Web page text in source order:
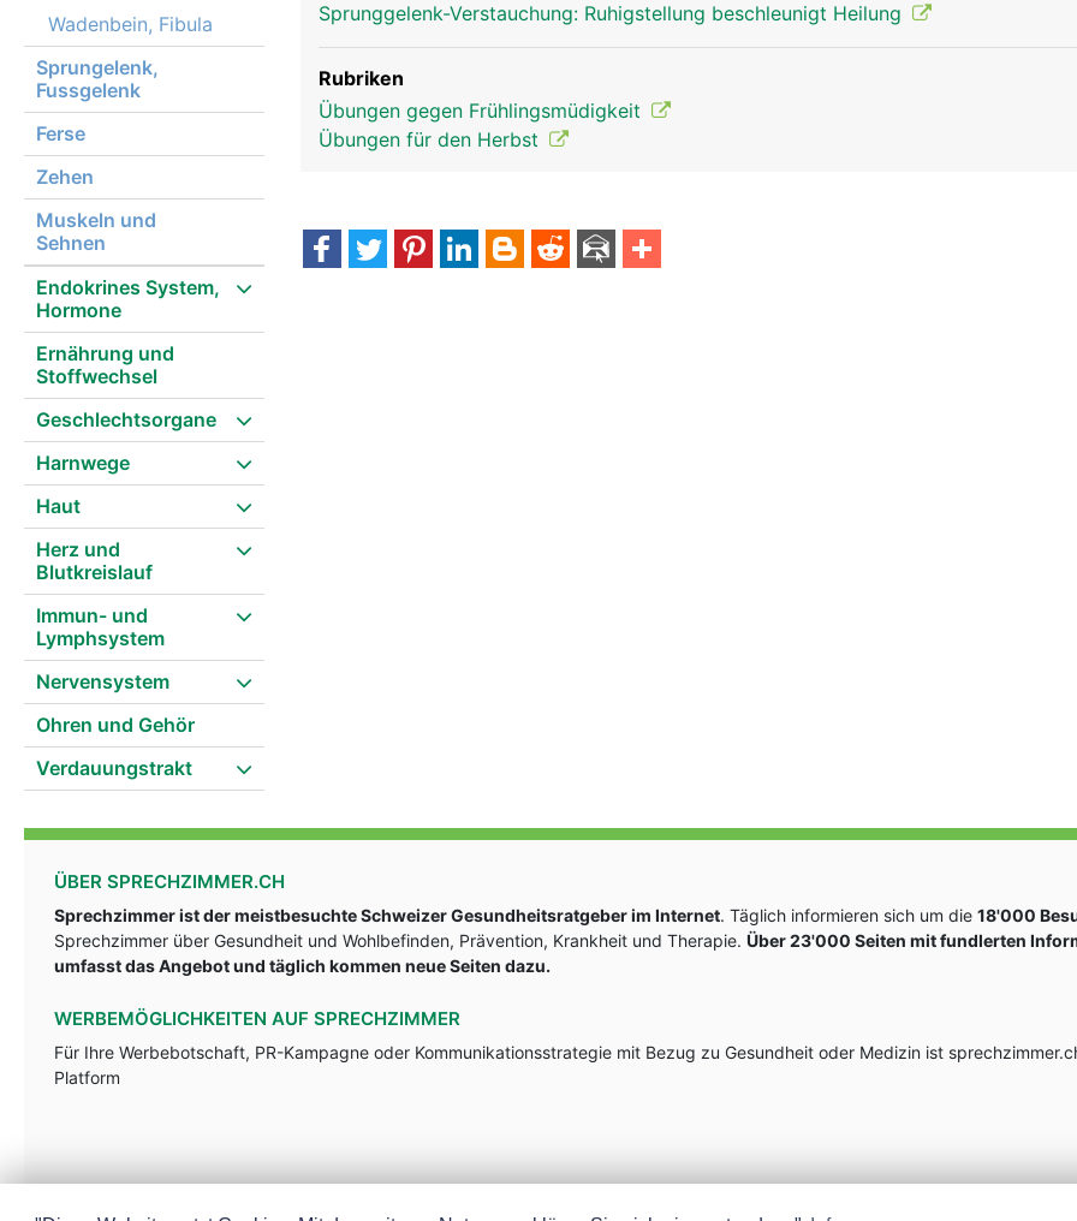
Wadenbein, Fibula
Sprungelenk,
Fussgelenk
Ferse
Zehen
Muskeln und
Sehnen
Endokrines System,
Hormone
Ernährung und
Stoffwechsel
Geschlechtsorgane
Harnwege
Haut
Herz und
Blutkreislauf
Immun- und
Lymphsystem
Nervensystem
Ohren und Gehör
Verdauungstrakt
Sprunggelenk-Verstauchung: Ruhigstellung beschleunigt Heilung
Rubriken
Übungen gegen Frühlingsmüdigkeit
Übungen für den Herbst
ÜBER SPRECHZIMMER.CH
Sprechzimmer ist der meistbesuchte Schweizer Gesundheitsratgeber im Internet. Täglich informieren sich um die 18'000
Sprechzimmer über Gesundheit und Wohlbefinden, Prävention, Krankheit und Therapie. Über 23'000 Seiten mit fundlerten
umfasst das Angebot und täglich kommen neue Seiten dazu.
WERBEMÖGLICHKEITEN AUF SPRECHZIMMER
Für Ihre Werbebotschaft, PR-Kampagne oder Kommunikationsstrategie mit Bezug zu Gesundheit oder Medizin ist
Platform